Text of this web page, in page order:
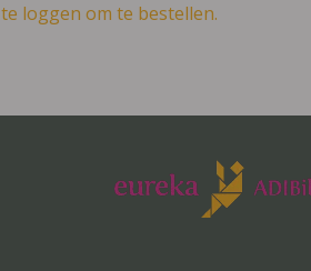
loggen om te bestellen.